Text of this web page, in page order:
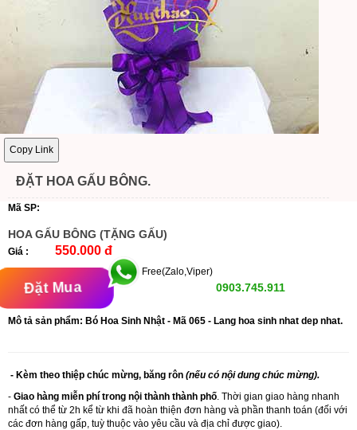
Copy Link
ĐẶT HOA GẤU BÔNG.
Mã SP:
HOA GẤU BÔNG (TẶNG GẤU)
Giá : 550.000 đ
Đặt Mua
Free(Zalo,Viper)
0903.745.911
Mô tả sản phẩm: Bó Hoa Sinh Nhật - Mã 065 - Lang hoa sinh nhat dep nhat.
- Kèm theo thiệp chúc mừng, băng rôn (nếu có nội dung chúc mừng).
- Giao hàng miễn phí trong nội thành thành phố. Thời gian giao hàng nhanh
nhất có thể từ 2h kể từ khi đã hoàn thiện đơn hàng và phần thanh toán (đối với
các đơn hàng gấp, tuỳ thuộc vào yêu cầu và địa chỉ được giao).